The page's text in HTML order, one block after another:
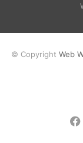
© Copyright Web